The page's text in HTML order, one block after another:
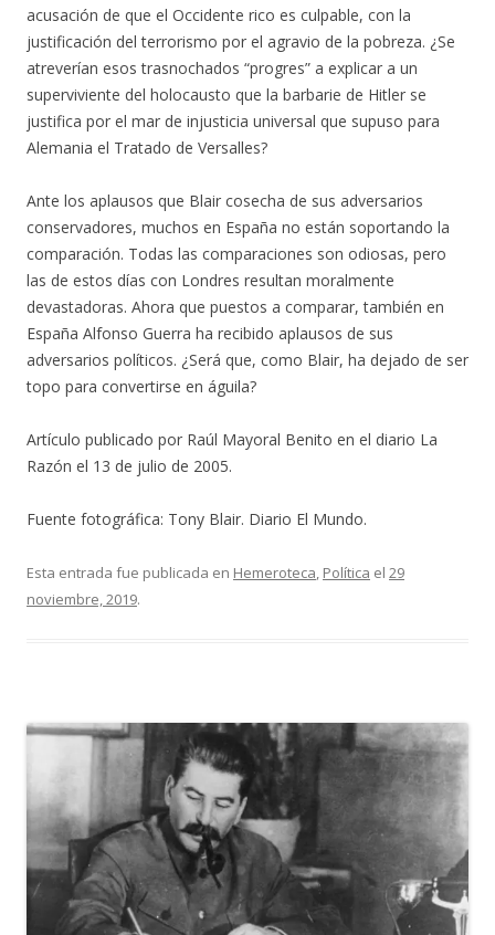
acusación de que el Occidente rico es culpable, con la
justificación del terrorismo por el agravio de la pobreza. ¿Se
atreverían esos trasnochados “progres” a explicar a un
superviviente del holocausto que la barbarie de Hitler se
justifica por el mar de injusticia universal que supuso para
Alemania el Tratado de Versalles?
Ante los aplausos que Blair cosecha de sus adversarios
conservadores, muchos en España no están soportando la
comparación. Todas las comparaciones son odiosas, pero
las de estos días con Londres resultan moralmente
devastadoras. Ahora que puestos a comparar, también en
España Alfonso Guerra ha recibido aplausos de sus
adversarios políticos. ¿Será que, como Blair, ha dejado de ser
topo para convertirse en águila?
Artículo publicado por Raúl Mayoral Benito en el diario La
Razón el 13 de julio de 2005.
Fuente fotográfica: Tony Blair. Diario El Mundo.
Esta entrada fue publicada en Hemeroteca, Política el 29
noviembre, 2019.